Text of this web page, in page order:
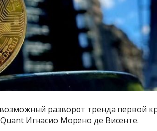
разворот тренда первой
Игнасио Морено де Висенте.